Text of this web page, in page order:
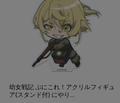
幼女戦記 ぷにこれ！アクリルフィギュ
ア(スタンド付) にやり...